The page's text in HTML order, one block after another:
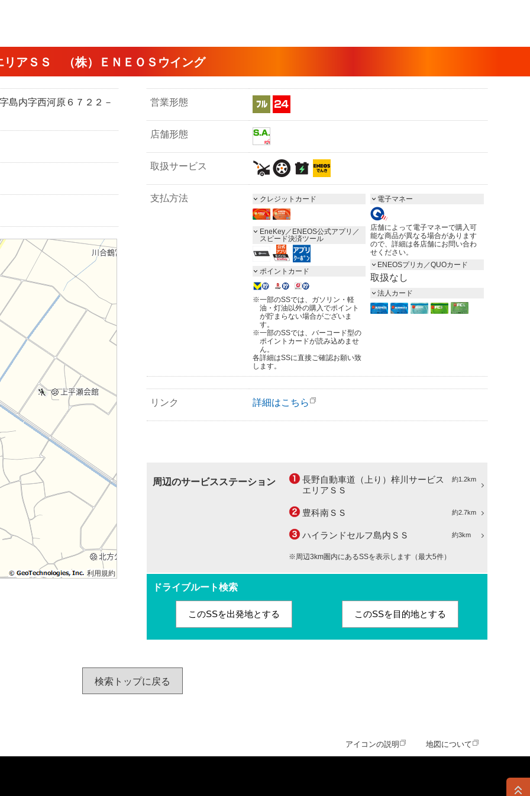
アＳＳ （株）ＥＮＥＯＳウイング
島内字西河原６７２２－
利用規約
営業形態
店舗形態
取扱サービス
支払方法 クレジットカード
EneKey／ENEOS公式アプリ／
スピード決済ツール
ポイントカード
※一部のSSでは、ガソリン・軽
油・灯油以外の購入でポイント
が貯まらない場合がございま
す。
※一部のSSでは、バーコード型の
ポイントカードが読み込めませ
ん。
各詳細はSSに直接ご確認お願い致
します。
電子マネー
店舗によって電子マネーで購入可
能な商品が異なる場合があります
ので、詳細は各店舗にお問い合わ
せください。
ENEOSプリカ／QUOカード
取扱なし
法人カード
リンク 詳細はこちら
周辺のサービスステーション 約1.2km
長野自動車道（上り）梓川サービス
エリアＳＳ
約2.7km
豊科南ＳＳ
約3km
ハイランドセルフ島内ＳＳ
※周辺3km圏内にあるSSを表示します（最大5件）
ドライブルート検索
このSSを出発地とする このSSを目的地とする
検索トップに戻る
アイコンの説明 地図について